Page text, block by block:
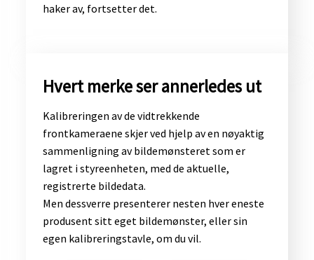
haker av, fortsetter det.
​Hvert merke ser annerledes ut
Kalibreringen av de vidtrekkende
frontkameraene skjer ved hjelp av en nøyaktig
sammenligning av bildemønsteret som er
lagret i styreenheten, med de aktuelle,
registrerte bildedata.
Men dessverre presenterer nesten hver eneste
produsent sitt eget bildemønster, eller sin
egen kalibreringstavle, om du vil.